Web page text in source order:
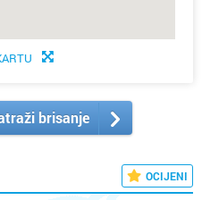
brisanje
OCIJENI